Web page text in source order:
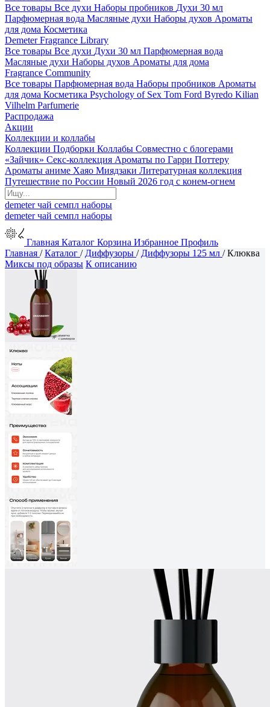
Все товары Все духи Наборы пробников Духи 30 мл
Парфюмерная вода Масляные духи Наборы духов Ароматы
для дома Косметика
Demeter Fragrance Library
Все товары Все духи Духи 30 мл Парфюмерная вода
Масляные духи Наборы духов Ароматы для дома
Fragrance Community
Все товары Парфюмерная вода Наборы пробников Ароматы
для дома Косметика Psychology of Sex Tom Ford Byredo Kilian
Vilhelm Parfumerie
Распродажа
Акции
Коллекции и коллабы
Коллекции Подборки Коллабы Совместно с блогерами
«Зайчик» Секс-коллекция Ароматы по Гарри Поттеру
Ароматы аниме Хаяо Миядзаки Литературная коллекция
Путешествие по России Новый 2026 год с конем-огнем
demeterчай семпл наборы
demeterчай семпл наборы
Главная Каталог Корзина Избранное Профиль
Главная /Каталог / Диффузоры / Диффузоры 125 мл /Клюква
Миксы под образы К описанию